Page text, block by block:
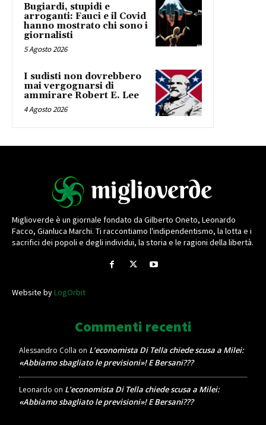
Bugiardi, stupidi e
arroganti: Fauci e il Covid
hanno mostrato chi sono i
giornalisti
5 Agosto 2026
I sudisti non dovrebbero
mai vergognarsi di
ammirare Robert E. Lee
4 Agosto 2026
Miglioverde è un giornale fondato da Gilberto Oneto, Leonardo
Facco, Gianluca Marchi. Ti raccontiamo l'indipendentismo, la lotta e i
sacrifici dei popoli e degli individui, la storia e le ragioni della libertà.
Website byLogOrbit
Commenti recenti
Alessandro Colla on L’economista Di Tella chiede scusa a Milei:
«Abbiamo sbagliato le previsioni»! E Bersani???
Leonardo on L’economista Di Tella chiede scusa a Milei:
«Abbiamo sbagliato le previsioni»! E Bersani???